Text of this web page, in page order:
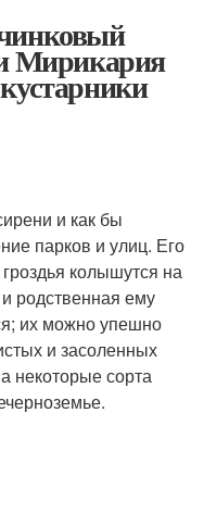
Мирикария
и как бы
парков и улиц. Его
колышутся на
родственная ему
их можно упешно
и засоленных
некоторые сорта